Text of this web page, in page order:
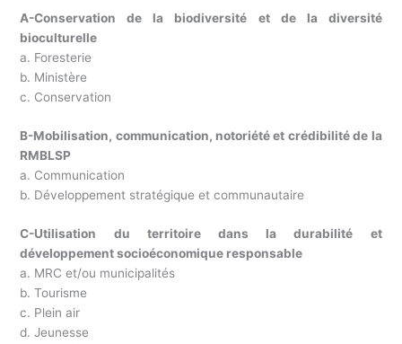
A-Conservation de la biodiversité et de la diversité
bioculturelle
a. Foresterie
b. Ministère
c. Conservation
B-Mobilisation, communication, notoriété et crédibilité de la
RMBLSP
a. Communication
b. Développement stratégique et communautaire
C-Utilisation du territoire dans la durabilité et
développement socioéconomique responsable
a. MRC et/ou municipalités
b. Tourisme
c. Plein air
d. Jeunesse